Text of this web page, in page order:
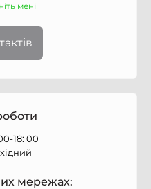
мені
18: 00
мережах: